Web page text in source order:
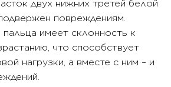
двух нижних третей белой
повреждениям.
имеет склонность к
что способствует
нагрузки, а вместе с ним – и